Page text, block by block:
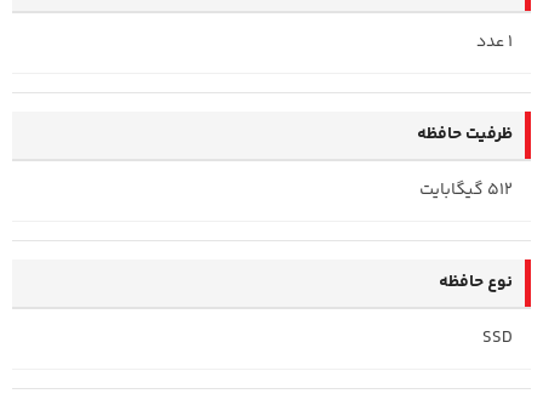
1 عدد
ظرفیت حافظه
512 گیگابایت
نوع حافظه
SSD